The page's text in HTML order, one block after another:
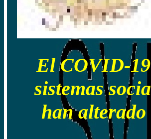
El COVID-19
sistemas
han